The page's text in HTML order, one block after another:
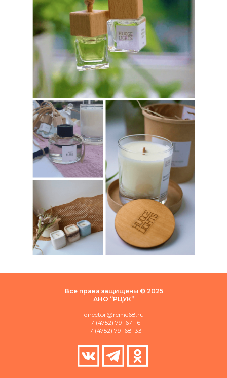
director@rcmc68.ru
+7 (4752) 79–67–16
+7 (4752) 79–68–33
Все права защищены © 2025
АНО “РЦУК”